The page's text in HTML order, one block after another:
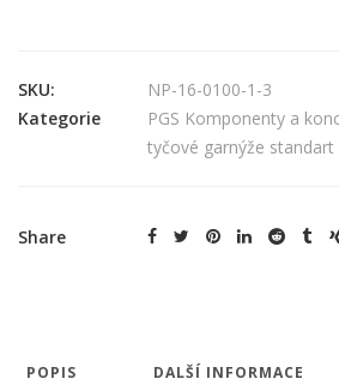
SKU:
NP-16-0100-1-3
Kategorie
PGS Komponenty a
tyčové garnýže standart
Share
POPIS DALŠÍ INFORMACE